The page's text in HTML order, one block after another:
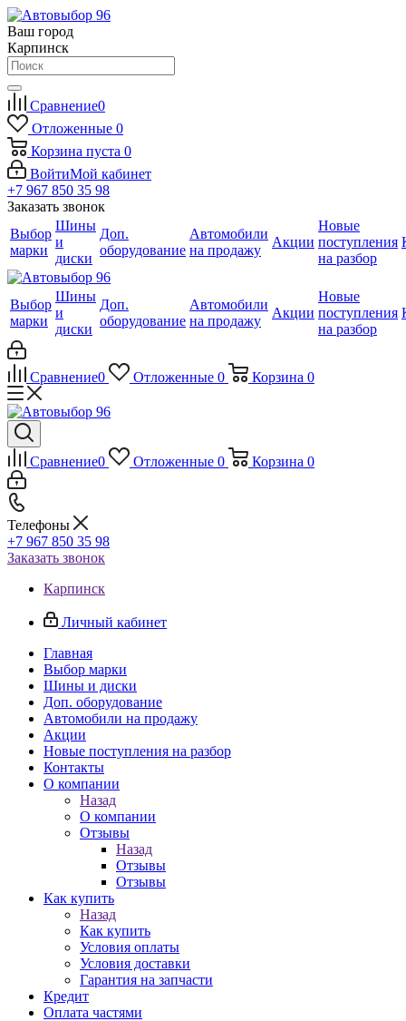
Ваш город
Карпинск
Сравнение0
Отложенные 0
Корзина пуста 0
ВойтиМой кабинет
+7 967 850 35 98
Заказать звонок
Выбор
марки
Шины
и
диски
Доп.
оборудование
Автомобили
на продажу
Акции
Новые
поступления
на разбор
Выбор
марки
Шины
и
диски
Доп.
оборудование
Автомобили
на продажу
Акции
Новые
поступления
на разбор
Сравнение0 Отложенные 0 Корзина 0
Сравнение0 Отложенные 0 Корзина 0
Телефоны
+7 967 850 35 98
Заказать звонок
Карпинск
Личный кабинет
Главная
Выбор марки
Шины и диски
Доп. оборудование
Автомобили на продажу
Акции
Новые поступления на разбор
Контакты
О компании
Назад
О компании
Отзывы
Назад
Отзывы
Отзывы
Как купить
Назад
Как купить
Условия оплаты
Условия доставки
Гарантия на запчасти
Кредит
Оплата частями